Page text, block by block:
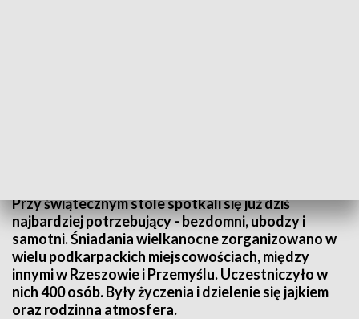
Przy świątecznym stole spotkali się już dziś
najbardziej potrzebujący - bezdomni, ubodzy i
samotni. Śniadania wielkanocne zorganizowano w
wielu podkarpackich miejscowościach, między
innymi w Rzeszowie i Przemyślu. Uczestniczyło w
nich 400 osób. Były życzenia i dzielenie się jajkiem
oraz rodzinna atmosfera.